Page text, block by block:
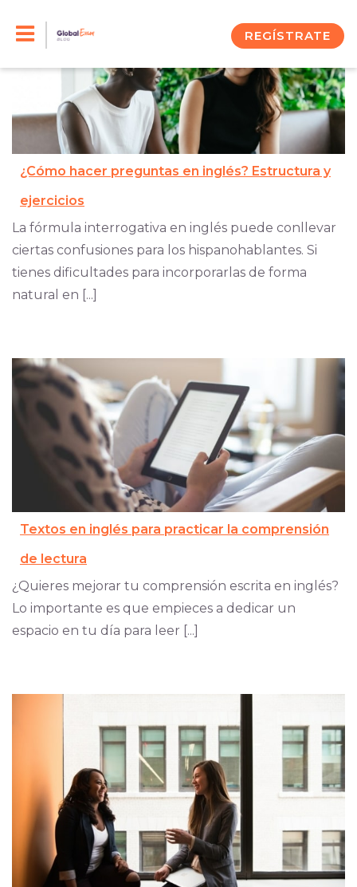
REGÍSTRATE
¿Cómo hacer preguntas en inglés? Estructura y
ejercicios
La fórmula interrogativa en inglés puede conllevar
ciertas confusiones para los hispanohablantes. Si
tienes dificultades para incorporarlas de forma
natural en [...]
Textos en inglés para practicar la comprensión
de lectura
¿Quieres mejorar tu comprensión escrita en inglés?
Lo importante es que empieces a dedicar un
espacio en tu día para leer [...]